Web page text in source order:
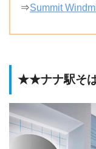
⇒Summit
★★ナナ駅そば